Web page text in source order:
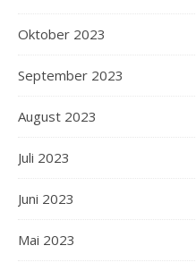
Oktober 2023
September 2023
August 2023
Juli 2023
Juni 2023
Mai 2023